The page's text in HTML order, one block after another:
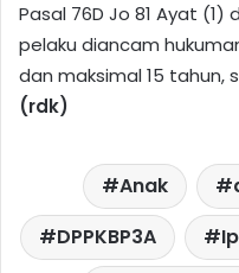
Pasal 76D Jo 81 Ayat (1)
pelaku diancam
dan maksimal 15 tahun,
(rdk)
Anak
DPPKBP3A